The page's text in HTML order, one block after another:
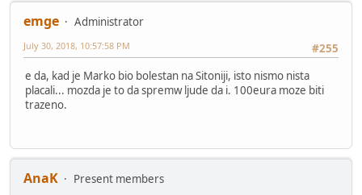
emge
Administrator
#255
July 30, 2018, 10:57:58 PM
e da, kad je Marko bio bolestan na Sitoniji, isto nismo nista
placali... mozda je to da spremw ljude da i. 100eura moze biti
trazeno.
AnaK
Present members